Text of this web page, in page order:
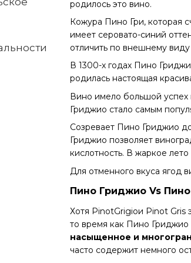
родилось это вино.
Кожура Пино Гри, которая
имеет серовато-синий
отличить по внешнему
В 1300-х годах Пино
родилась настоящая
Вино имело большой
Гриджио стало самым
Созревает Пино Гриджио
Гриджио позволяет
кислотность. В жаркое
Для отменного вкуса
Пино Гриджио Vs Пино
Хотя PinotGrigioи Pinot Gris
то время как Пино Гриджио
насыщенное и
часто содержит немного